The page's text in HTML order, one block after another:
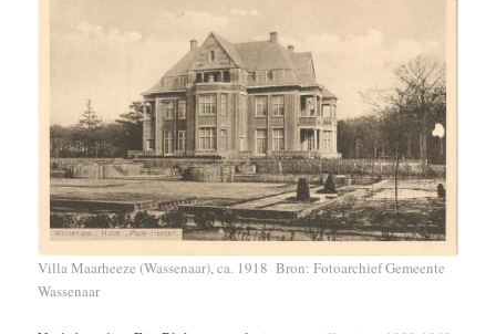
Villa Maarheeze (Wassenaar), ca. 1918 Bron:Fotoarchief Gemeente
Wassenaar